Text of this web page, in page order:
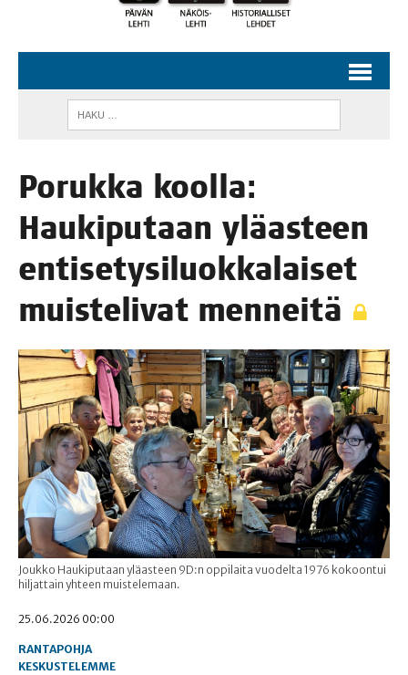
Poruk­ka kool­la:
Hau­ki­pu­taan ylä­as­teen
enti­se­ty­si­luok­ka­lai­set
muis­te­li­vat menneitä
Joukko Haukiputaan yläasteen 9D:n oppilaita vuodelta 1976 kokoontui
hiljattain yhteen muistelemaan.
25.06.2026 00:00
RANTAPOHJA
KESKUSTELEMME